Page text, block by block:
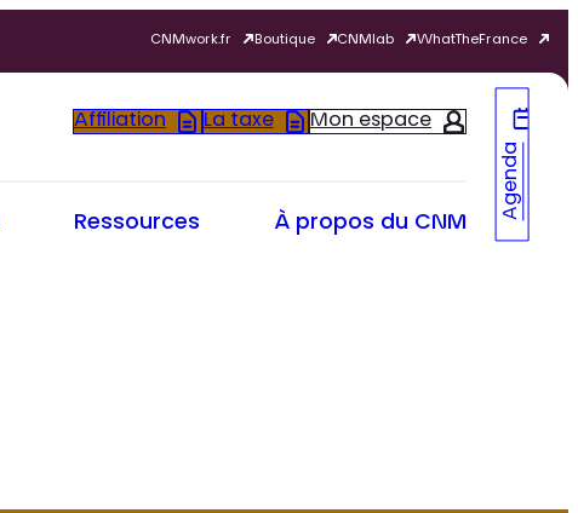
CNMwork.fr Boutique CNMlab WhatTheFrance
Affiliation La taxe Mon espace
Ressources À propos du CNM
Agenda